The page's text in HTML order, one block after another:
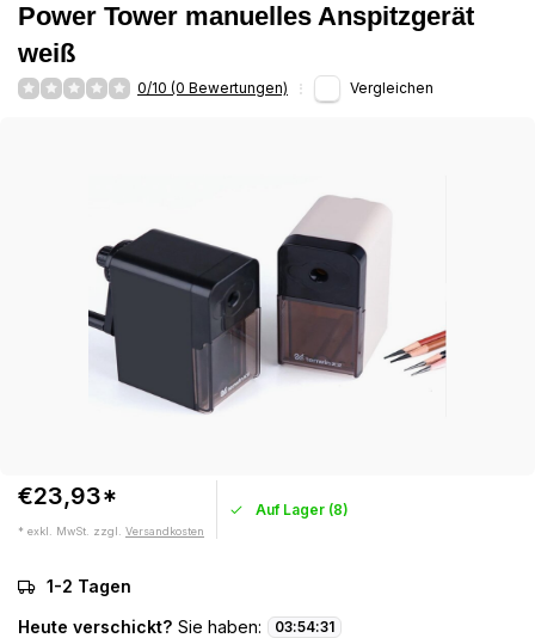
Power Tower manuelles Anspitzgerät
weiß
0/10 (0 Bewertungen) Vergleichen
€23,93*
* exkl. MwSt. zzgl. Versandkosten
Auf Lager (8)
1-2 Tagen
Heute verschickt? Sie haben: 03:54:31